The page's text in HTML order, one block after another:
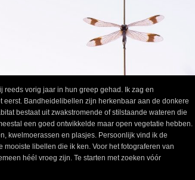
reeds vorig jaar in hun greep gehad. Ik zag en
eerst. Bandheidelibellen zijn herkenbaar aan de donkere
bestaat uit zwakstromende of stilstaande wateren die
een goed ontwikkelde maar open vegetatie hebben.
kwelmoerassen en plasjes. Persoonlijk vind ik de
mooiste libellen die ik ken. Voor het fotograferen van
héél vroeg zijn. Te starten met zoeken vóór